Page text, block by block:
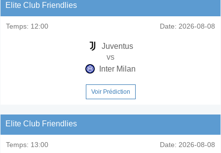
Elite Club Friendlies
Temps: 12:00 Date: 2026-08-08
Juventus
vs
Inter Milan
Voir Prédiction
Elite Club Friendlies
Temps: 13:00 Date: 2026-08-08